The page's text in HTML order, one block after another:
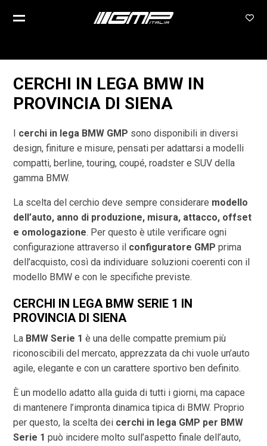
CERCHI IN LEGA BMW IN
PROVINCIA DI SIENA
I cerchi in lega BMW GMP sono disponibili in diversi
design, finiture e misure, pensati per adattarsi a modelli
compatti, berline, touring, coupé, roadster e SUV della
gamma BMW.
La scelta del cerchio deve sempre considerare modello
dell’auto, anno di produzione, misura, attacco, offset
e omologazione. Per questo è utile verificare ogni
configurazione attraverso il configuratore GMP prima
dell’acquisto, così da individuare soluzioni coerenti con il
modello BMW e con le specifiche previste.
CERCHI IN LEGA BMW SERIE 1 IN
PROVINCIA DI SIENA
La BMW Serie 1 è una delle compatte premium più
riconoscibili del mercato, apprezzata da chi vuole un’auto
agile, elegante e con un carattere sportivo ben definito.
È un modello adatto alla guida di tutti i giorni, ma capace
di mantenere l’impronta dinamica tipica di BMW. Proprio
per questo, la scelta dei cerchi in lega GMP per BMW
Serie 1 può incidere molto sull’aspetto finale dell’auto,